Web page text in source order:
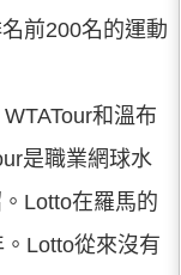
前200名的運動
和溫布
是職業網球水
Lotto在羅馬的
Lotto從來沒有